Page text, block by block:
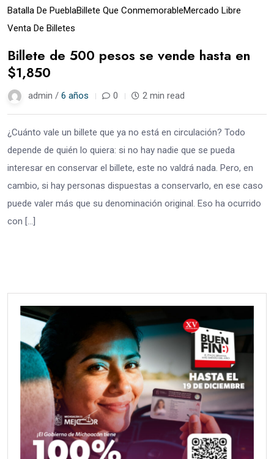
Batalla De PueblaBillete Que ConmemorableMercado Libre
Venta De Billetes
Billete de 500 pesos se vende hasta en
$1,850
admin / 6 años 0 2 min read
¿Cuánto vale un billete que ya no está en circulación? Todo
depende de quién lo quiera: si no hay nadie que se pueda
interesar en conservar el billete, este no valdrá nada. Pero, en
cambio, si hay personas dispuestas a conservarlo, en ese caso
puede valer más que su denominación original. Eso ha ocurrido
con […]